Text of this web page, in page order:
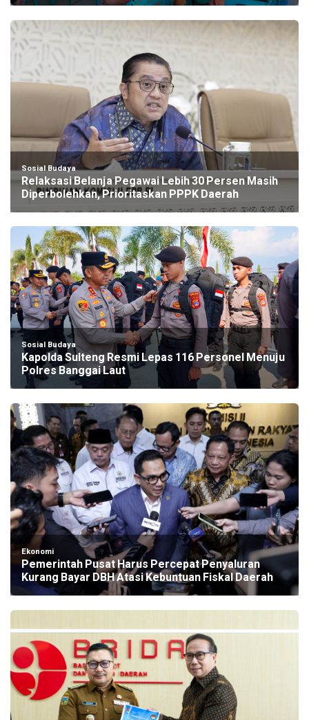
Sosial Budaya
Relaksasi Belanja Pegawai Lebih 30 Persen Masih
Diperbolehkan, Prioritaskan PPPK Daerah
Sosial Budaya
Kapolda Sulteng Resmi Lepas 116 Personel Menuju
Polres Banggai Laut
Ekonomi
Pemerintah Pusat Harus Percepat Penyaluran
Kurang Bayar DBH Atasi Kebuntuan Fiskal Daerah